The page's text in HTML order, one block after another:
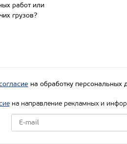
работ или
грузов?
на обработку
на направление рекламных и